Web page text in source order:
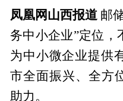
凤凰网山西报道 邮
务中小企业”定位，
为中小微企业提供
市全面振兴、全方
助力。